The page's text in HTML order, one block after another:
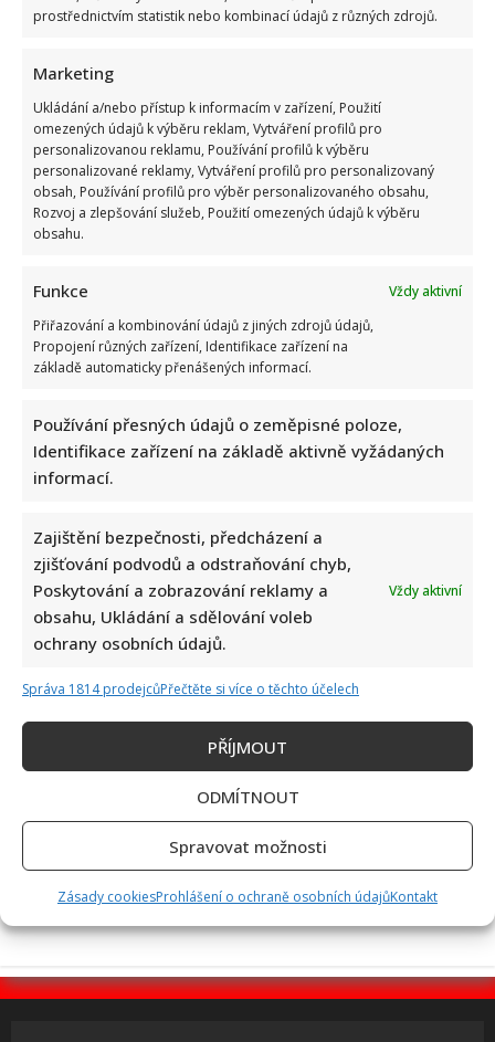
prostřednictvím statistik nebo kombinací údajů z různých zdrojů.
Marketing
Ukládání a/nebo přístup k informacím v zařízení, Použití
omezených údajů k výběru reklam, Vytváření profilů pro
personalizovanou reklamu, Používání profilů k výběru
personalizované reklamy, Vytváření profilů pro personalizovaný
obsah, Používání profilů pro výběr personalizovaného obsahu,
Rozvoj a zlepšování služeb, Použití omezených údajů k výběru
obsahu.
Funkce
Vždy aktivní
Přiřazování a kombinování údajů z jiných zdrojů údajů,
Propojení různých zařízení, Identifikace zařízení na
základě automaticky přenášených informací.
Používání přesných údajů o zeměpisné poloze,
Identifikace zařízení na základě aktivně vyžádaných
informací.
Zajištění bezpečnosti, předcházení a
zjišťování podvodů a odstraňování chyb,
Poskytování a zobrazování reklamy a
obsahu, Ukládání a sdělování voleb
ochrany osobních údajů.
Vždy aktivní
Správa 1814 prodejcůPřečtěte si více o těchto účelech
PŘÍJMOUT
ODMÍTNOUT
Spravovat možnosti
Zásady cookiesProhlášení o ochraně osobních údajůKontakt
Vtip na adresu Tomia Okamury nepadl na úrodnou půdu:
Předseda Sněmovny ho nepochopil a akorát se ztrapnil
Test znalostí pro Husákovy děti: 10 otázek o životě za
Jiří Dvořák o svém výjezdu na Ukrajinu, kde viděl samé hrůzy:
Češi si prý neváží toho, co mají
Bolestivý moment Ivy Pazderkové na dovolené: Její video
rozesmálo i vzbudilo velký obdiv